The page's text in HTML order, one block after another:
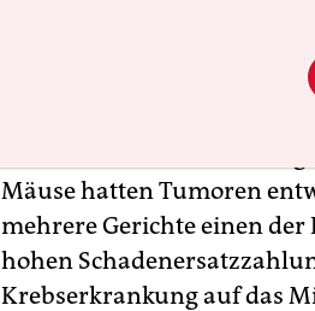
Glyphosat ist der weltweit
Internationale
Mäuse hatten Tumoren
mehrere Gerichte einen der
hohen
Krebserkrankung auf das